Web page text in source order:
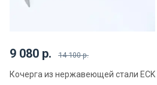
9 080 р. 14 100 р.
Кочерга из нержавеющей стали ECK